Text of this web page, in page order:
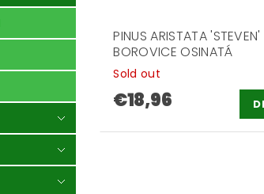
PINUS ARISTATA
BOROVICE OSINATÁ
Sold out
€18,96